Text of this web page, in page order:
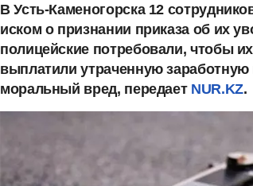
В Усть-Каменогорска 12
иском о признании приказа об их
полицейские потребовали, чтобы
выплатили утраченную
моральный вред, передает NUR.KZ.